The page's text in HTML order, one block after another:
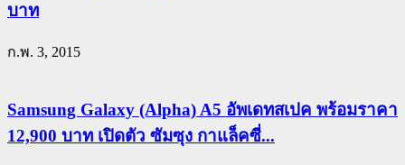
บาท
ก.พ. 3, 2015
Samsung Galaxy (Alpha) A5 อัพเดทสเปค พร้อมราคา
12,900 บาท เปิดตัว ซัมซุง กาแล็คซี่...